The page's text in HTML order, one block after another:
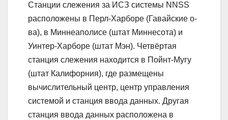
Станции слежения за ИСЗ системы NNSS
расположены в Перл-Харборе (Гавайские о-
ва), в Миннеаполисе (штат Миннесота) и
Уинтер-Харборе (штат Мэн). Четвёртая
станция слежения находится в Пойнт-Мугу
(штат Калифорния), где размещены
вычислительный центр, центр управления
системой и станция ввода данных. Другая
станция ввода данных расположена в